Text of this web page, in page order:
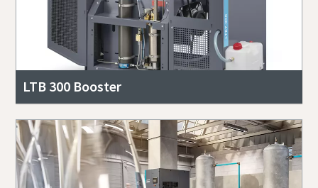
LTB 300 Booster